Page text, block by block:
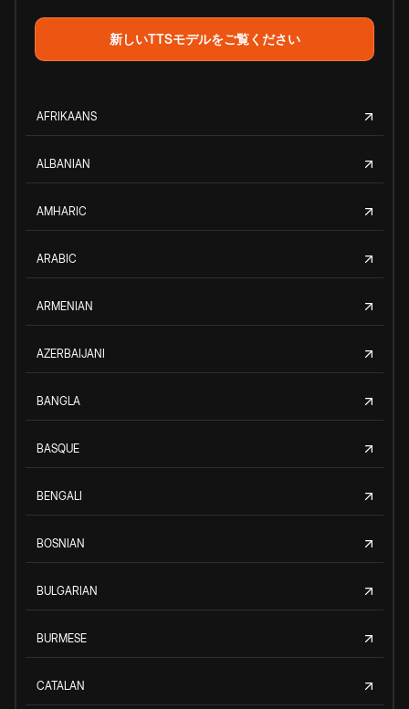
新しいTTSモデルをご覧ください
AFRIKAANS
ALBANIAN
AMHARIC
ARABIC
ARMENIAN
AZERBAIJANI
BANGLA
BASQUE
BENGALI
BOSNIAN
BULGARIAN
BURMESE
CATALAN